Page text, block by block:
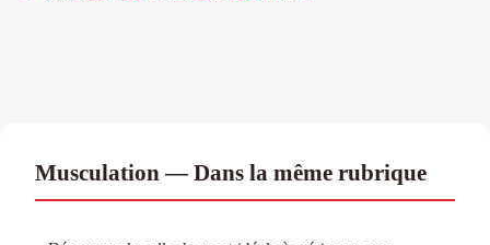
Musculation — Dans la même rubrique